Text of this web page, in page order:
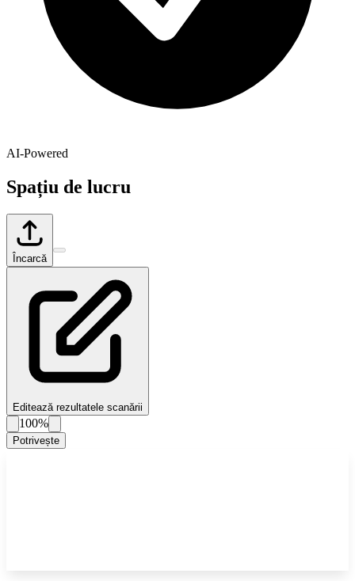
AI-Powered
Spațiu de lucru
Încarcă
Editează rezultatele scanării
100%
Potrivește